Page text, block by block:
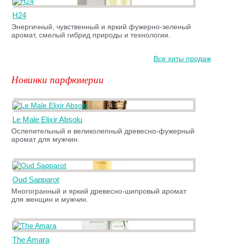
H24
Энергичный, чувственный и яркий фужерно-зеленый
аромат, смелый гибрид природы и технологии.
Все хиты продаж
Новинки парфюмерии
Le Male Elixir Absolu
Ослепительный и великолепный древесно-фужерный
аромат для мужчин.
Oud Sapparot
Многогранный и яркий древесно-шипровый аромат
для женщин и мужчин.
The Amara